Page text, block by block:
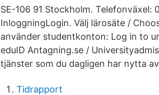
SE-106 91 Stockholm.
InloggningLogin. Välj lärosäte /
använder studentkonton: Log in to
eduID Antagning.se /
tjänster som du dagligen har nytta
Tidrapport